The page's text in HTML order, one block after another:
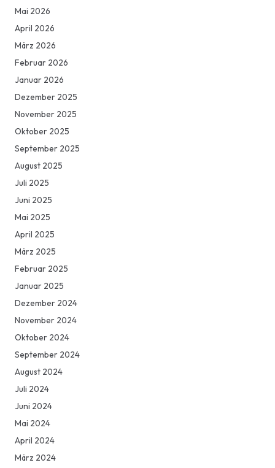
Mai 2026
April 2026
März 2026
Februar 2026
Januar 2026
Dezember 2025
November 2025
Oktober 2025
September 2025
August 2025
Juli 2025
Juni 2025
Mai 2025
April 2025
März 2025
Februar 2025
Januar 2025
Dezember 2024
November 2024
Oktober 2024
September 2024
August 2024
Juli 2024
Juni 2024
Mai 2024
April 2024
März 2024